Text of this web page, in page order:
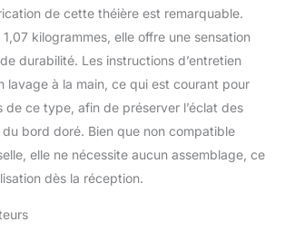
infuseur amovible pour
empêcher les feuilles de
thé en vrac et les
morceaux de fruits de
ce qui la rend plus
pratique pour vous de
boire. En même temps, il
est également plus
de cette théière est remarquable.
kilogrammes, elle offre une sensation
durabilité. Les instructions d’entretien
lavage à la main, ce qui est courant pour
de ce type, afin de préserver l’éclat des
bord doré. Bien que non compatible
elle ne nécessite aucun assemblage, ce
dès la réception.